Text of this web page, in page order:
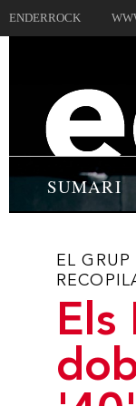
ENDERROCK
SUMARI
EL
Els